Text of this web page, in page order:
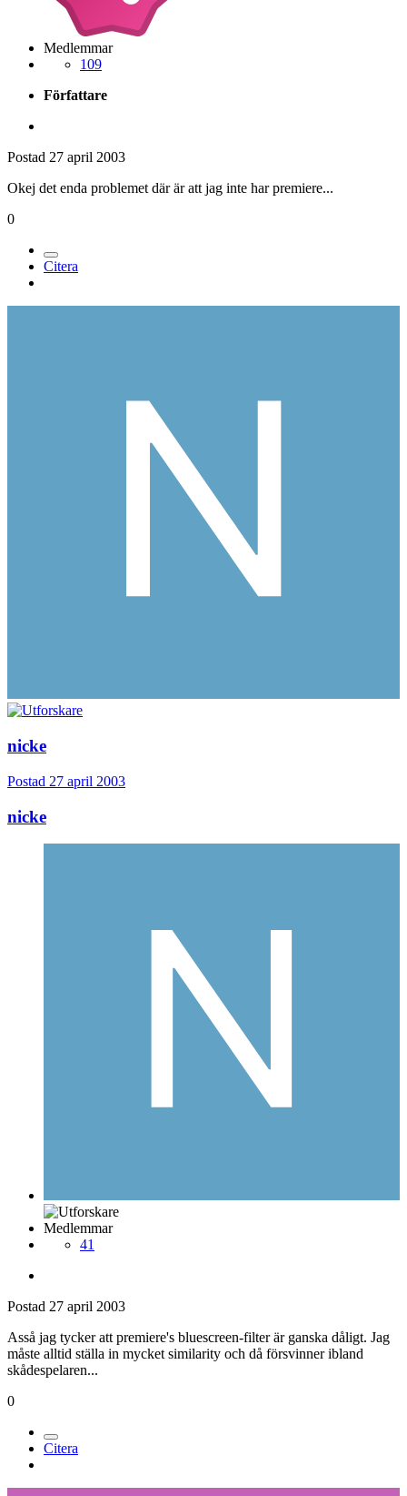
Medlemmar
109
Författare
Postad 27 april 2003
Okej det enda problemet där är att jag inte har premiere...
0
Citera
nicke
Postad 27 april 2003
nicke
Medlemmar
41
Postad 27 april 2003
Asså jag tycker att premiere's bluescreen-filter är ganska dåligt. Jag
måste alltid ställa in mycket similarity och då försvinner ibland
skådespelaren...
0
Citera